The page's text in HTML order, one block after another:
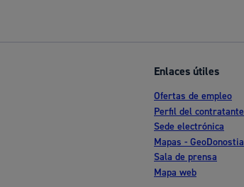
Enlaces útiles
Ofertas de empleo
Perfil del contratante
Sede electrónica
Mapas - GeoDonostia
Sala de prensa
Mapa web